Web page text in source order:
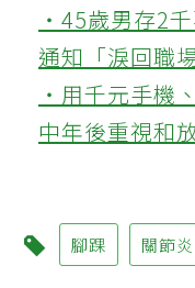
‧45歲男存2
通知「淚回職
‧用千元手機
中年後重視和
腳踝 關節炎